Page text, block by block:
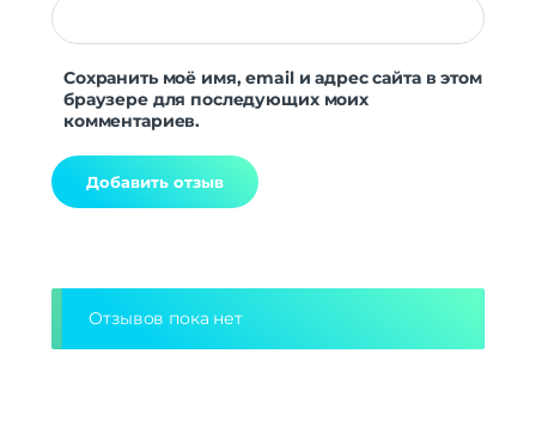
Сохранить моё имя, email и адрес сайта в этом
браузере для последующих моих
комментариев.
Отзывов пока нет